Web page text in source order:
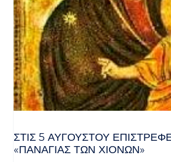
ΣΤΙΣ 5 ΑΥΓΟΎΣΤΟΥ
«ΠΑΝΑΓΊΑΣ ΤΩΝ ΧΙΌΝΩΝ»